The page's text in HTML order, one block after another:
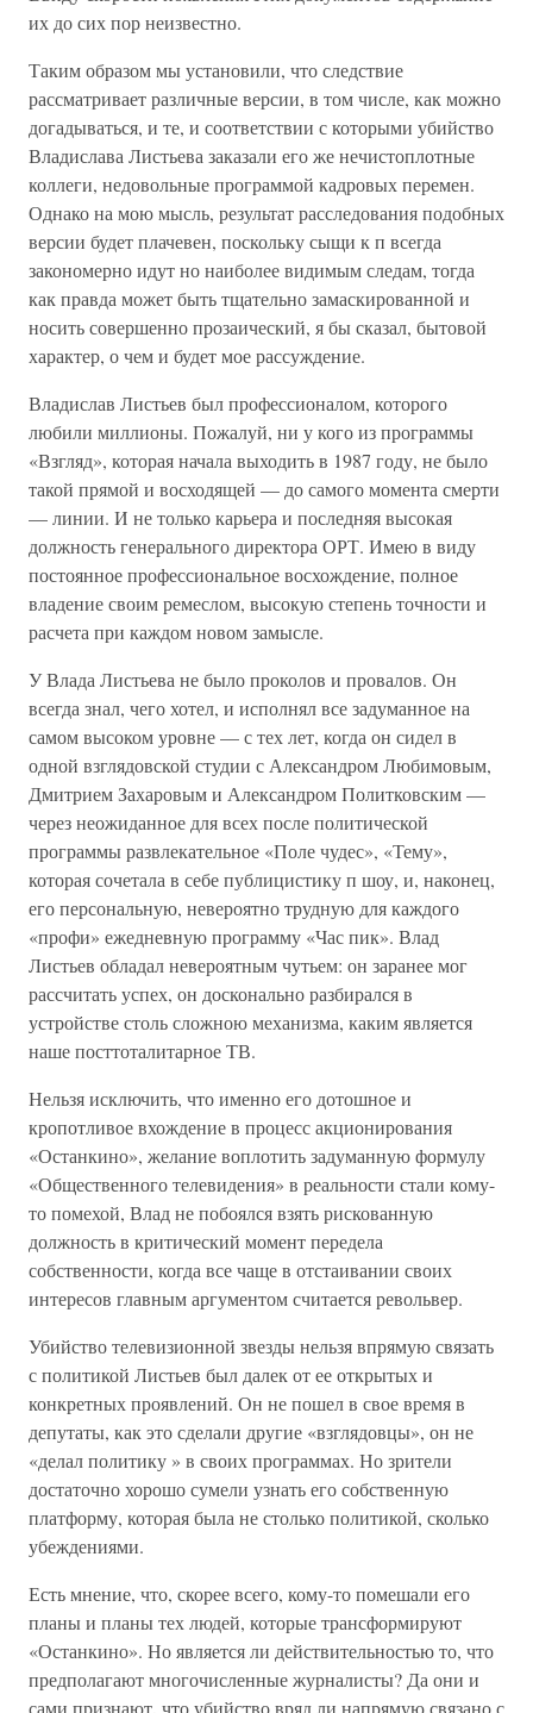
их до сих пор неизвестно.
Таким образом мы установили, что следствие
рассматривает различные версии, в том числе, как можно
догадываться, и те, и соответствии с которыми убийство
Владислава Листьева заказали его же нечистоплотные
коллеги, недовольные программой кадровых перемен.
Однако на мою мысль, результат расследования подобных
версии будет плачевен, поскольку сыщи к п всегда
закономерно идут но наиболее видимым следам, тогда
как правда может быть тщательно замаскированной и
носить совершенно прозаический, я бы сказал, бытовой
характер, о чем и будет мое рассуждение.
Владислав Листьев был профессионалом, которого
любили миллионы. Пожалуй, ни у кого из программы
«Взгляд», которая начала выходить в 1987 году, не было
такой прямой и восходящей — до самого момента смерти
— линии. И не только карьера и последняя высокая
должность генерального директора ОРТ. Имею в виду
постоянное профессиональное восхождение, полное
владение своим ремеслом, высокую степень точности и
расчета при каждом новом замысле.
У Влада Листьева не было проколов и провалов. Он
всегда знал, чего хотел, и исполнял все задуманное на
самом высоком уровне — с тех лет, когда он сидел в
одной взглядовской студии с Александром Любимовым,
Дмитрием Захаровым и Александром Политковским —
через неожиданное для всех после политической
программы развлекательное «Поле чудес», «Тему»,
которая сочетала в себе публицистику п шоу, и, наконец,
его персональную, невероятно трудную для каждого
«профи» ежедневную программу «Час пик». Влад
Листьев обладал невероятным чутьем: он заранее мог
рассчитать успех, он досконально разбирался в
устройстве столь сложною механизма, каким является
наше посттоталитарное ТВ.
Нельзя исключить, что именно его дотошное и
кропотливое вхождение в процесс акционирования
«Останкино», желание воплотить задуманную формулу
«Общественного телевидения» в реальности стали кому-
то помехой, Влад не побоялся взять рискованную
должность в критический момент передела
собственности, когда все чаще в отстаивании своих
интересов главным аргументом считается револьвер.
Убийство телевизионной звезды нельзя впрямую связать
с политикой Листьев был далек от ее открытых и
конкретных проявлений. Он не пошел в свое время в
депутаты, как это сделали другие «взглядовцы», он не
«делал политику » в своих программах. Но зрители
достаточно хорошо сумели узнать его собственную
платформу, которая была не столько политикой, сколько
убеждениями.
Есть мнение, что, скорее всего, кому-то помешали его
планы и планы тех людей, которые трансформируют
«Останкино». Но является ли действительностью то, что
предполагают многочисленные журналисты? Да они и
сами признают, что убийство вряд ли напрямую связано с